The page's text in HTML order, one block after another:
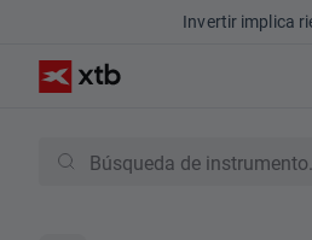
Invertir implica